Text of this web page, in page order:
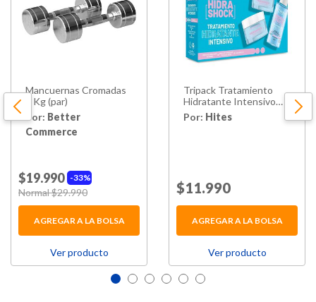
Mancuernas Cromadas
3 Kg (par)
Por: Better
Commerce
33%
$19.990
Price reduced from
Normal $29.990
AGREGAR A LA BOLSA
Ver producto
Tripack Tratamiento
Hidratante Intensivo
Hidrashock Petrizzio
Por: Hites
Price reduced from
$11.990
AGREGAR A LA BOLSA
Ver producto